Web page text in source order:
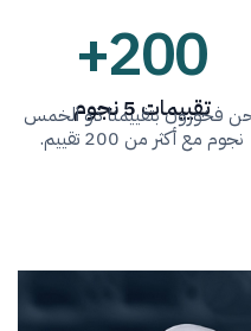
تقييمات 5 نجوم
200
+
فخورون بتقييمنا ذو الخمس
نجوم مع أكثر من 200 تقييم.